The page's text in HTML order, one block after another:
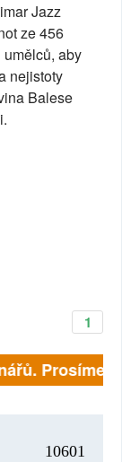
Jazz
ze 456
aby
nejistoty
Balese
1
Prosíme,
10601